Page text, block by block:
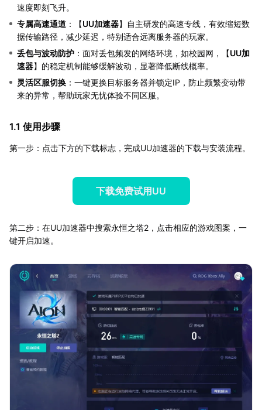
速度即刻飞升。
专属高速通道 ：【UU加速器】自主研发的高速专线，有效缩短数
据传输路径，减少延迟，特别适合远离服务器的玩家。
丢包与波动防护 ：面对丢包频发的网络环境，如校园网，【UU加
速器】的稳定机制能够缓解波动，显著降低断线概率。
灵活区服切换 ：一键更换目标服务器并锁定IP，防止频繁变动带
来的异常，帮助玩家无忧体验不同区服。
1.1 使用步骤
第一步：点击下方的下载标志，完成UU加速器的下载与安装流程。
下载免费试用UU
第二步：在UU加速器中搜索永恒之塔2，点击相应的游戏图案，一
键开启加速。